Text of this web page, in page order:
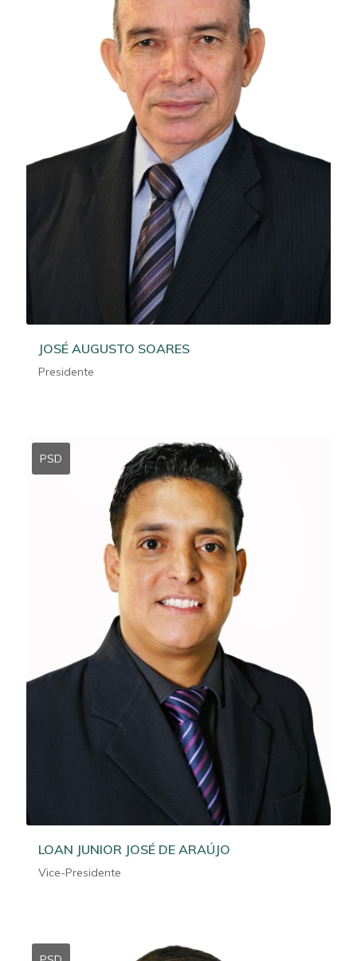
JOSÉ AUGUSTO SOARES
Presidente
PSD
LOAN JUNIOR JOSÉ DE ARAÚJO
Vice-Presidente